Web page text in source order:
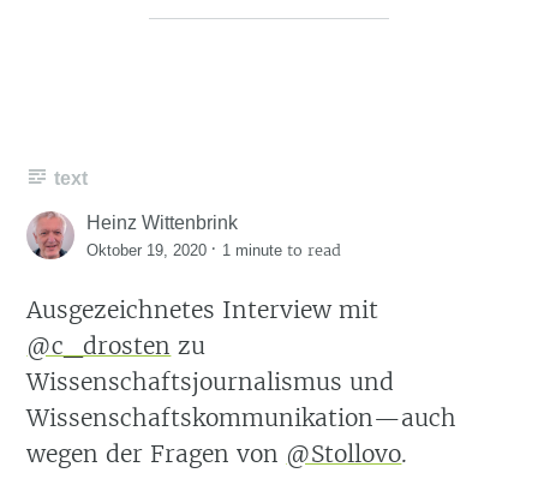
text
Heinz Wittenbrink
Oktober 19, 2020 · 1 minute to read
Ausgezeichnetes Interview mit
@c_drosten zu
Wissenschaftsjournalismus und
Wissenschaftskommunikation—auch
wegen der Fragen von @Stollovo.